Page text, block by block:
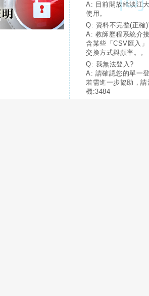
A: 目前開放給淡江
使用。
Q: 資料不完整(正確
A: 教師歷程系統介
含某些「CSV匯入
交換方式與頻率。。
Q: 我無法登入?
A: 請確認您的單一
若需進一步協助，
機:3484